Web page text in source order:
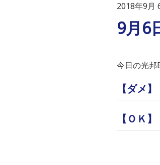
2018年9月
9月6
今日の光邦
【ダメ
【ＯＫ